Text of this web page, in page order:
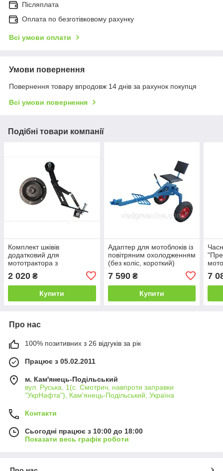
Післяплата
Оплата по безготівковому рахунку
Всі умови оплати
Умови повернення
Повернення товару впродовж 14 днів за рахунок покупця
Всі умови повернення
Подібні товари компанії
Комплект шківів
додатковий для
мототрактора з
2 020 ₴
Купити
Адаптер для мотоблоків із
повітряним охолодженням
(без коліс, короткий)
7 590₴
Купити
7
Про нас
100% позитивних з 26 відгуків за рік
Працює з 05.02.2011
м. Кам'янець-Подільський
вул. Руська, 1(с. Смотрич, навпроти заправки
"УкрНафта"), Кам'янець-Подільський, Україна
Контакти
Сьогодні працює з 10:00 до 18:00
Показати весь графік роботи